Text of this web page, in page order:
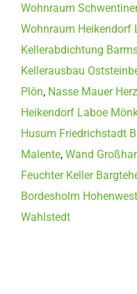
Wohnraum
Wohnraum Heikendorf
Kellerabdichtung
Kellerausbau
Plön, Nasse Mauer
Heikendorf Laboe
Husum Friedrichstadt
Malente, Wand
Feuchter Keller
Bordesholm
Wahlstedt